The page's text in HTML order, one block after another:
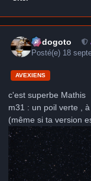
frédogoto
Posté(e) 18
AVEXIENS
c'est superbe Mathis
m31 : un poil verte ,
(même si ta version